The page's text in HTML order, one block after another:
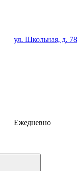
ул. Школьная, д. 78
Ежедневно